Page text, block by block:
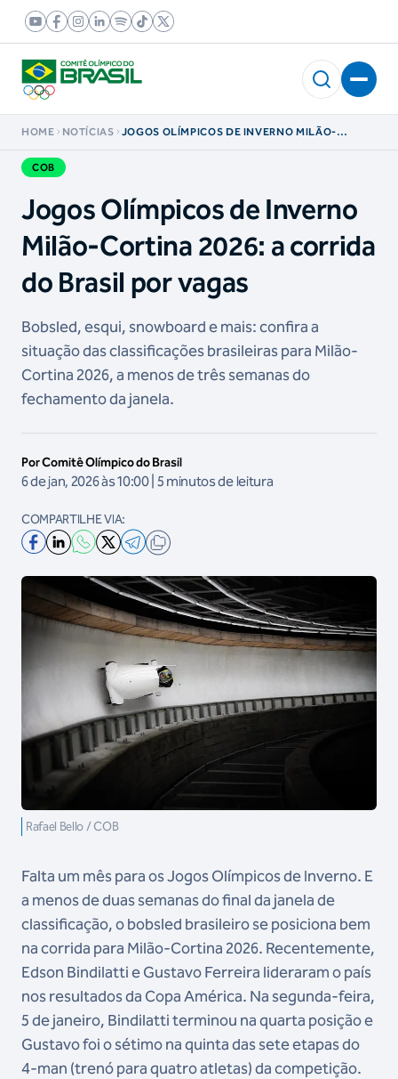
HOME NOTÍCIAS
JOGOS OLÍMPICOS DE INVERNO MILÃO-
COB
Jogos Olímpicos de Inverno
Milão-Cortina 2026: a corrida
do Brasil por vagas
Bobsled, esqui, snowboard e mais: confira a
situação das classificações brasileiras para Milão-
Cortina 2026, a menos de três semanas do
fechamento da janela.
Por Comitê Olímpico do Brasil
6 de jan, 2026 às 10:00 | 5 minutos de leitura
COMPARTILHE VIA:
Rafael Bello / COB
Falta um mês para os Jogos Olímpicos de Inverno. E
a menos de duas semanas do final da janela de
classificação, o bobsled brasileiro se posiciona bem
na corrida para Milão-Cortina 2026. Recentemente,
Edson Bindilatti e Gustavo Ferreira lideraram o país
nos resultados da Copa América. Na segunda-feira,
5 de janeiro, Bindilatti terminou na quarta posição e
Gustavo foi o sétimo na quinta das sete etapas do
4-man (trenó para quatro atletas) da competição.